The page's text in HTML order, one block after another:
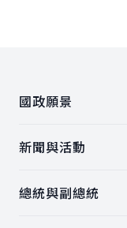
國政願景
新聞與活動
總統與副總統